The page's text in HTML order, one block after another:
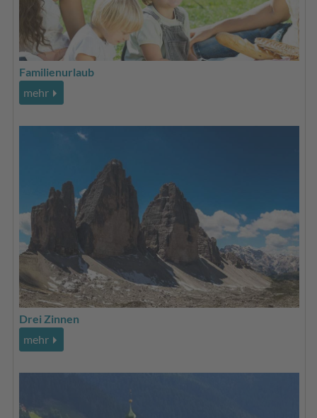
Familienurlaub
mehr
Drei Zinnen
mehr